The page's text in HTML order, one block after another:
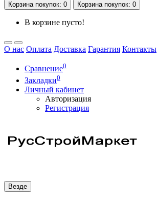
Корзинапокупок: 0 Корзинапокупок: 0
В корзине пусто!
О нас Оплата Доставка Гарантия Контакты
Сравнение0
Закладки0
Личный кабинет
Авторизация
Регистрация
Везде